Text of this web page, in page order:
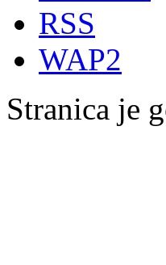
RSS
WAP2
Stranica je